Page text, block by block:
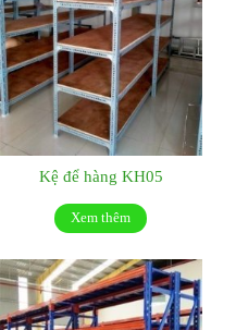
Kệ để hàng KH05
Xem thêm